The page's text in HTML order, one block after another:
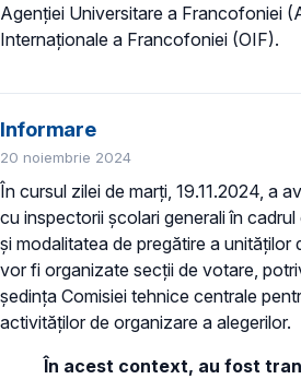
Agenției Universitare a Francofoniei
Internaționale a Francofoniei (OIF).
Informare
20 noiembrie 2024
În cursul zilei de marți, 19.11.2024, a
cu inspectorii școlari generali în
și modalitatea de pregătire a unităților
vor fi organizate secții de votare,
ședința Comisiei tehnice centrale
activităților de organizare a alegerilor.
În acest context, au fost